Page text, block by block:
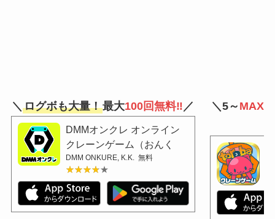
＼ログボも大量！最大100回無料‼ ／
DMMオンクレ オンライン
クレーンゲーム（おんく
れ）
DMM ONKURE, K.K. 無料
★★★★★
★★★★★
＼5～